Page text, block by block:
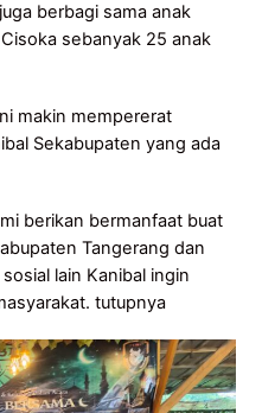
berbagi sama anak
sebanyak 25 anak
makin mempererat
Sekabupaten yang ada
berikan bermanfaat buat
Tangerang dan
lain Kanibal ingin
tutupnya